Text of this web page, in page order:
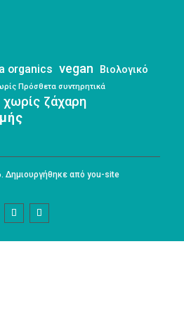
organics vegan Βιολογικό
Πρόσθετα συντηρητικά
χωρίς ζάχαρη
Δημιουργήθηκε από you-site